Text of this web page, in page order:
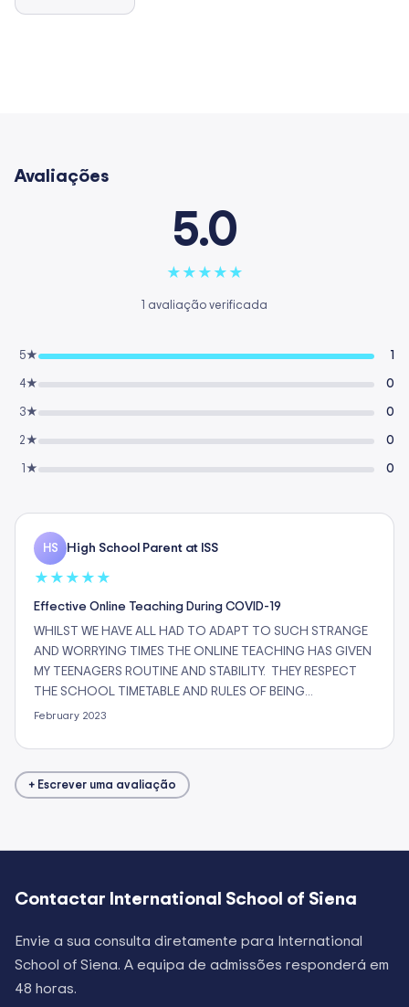
Avaliações
5.0
★ ★ ★ ★ ★
1 avaliação verificada
5★ 1
4★ 0
3★ 0
2★ 0
1★ 0
HS High School Parent at ISS
★ ★ ★ ★ ★
Effective Online Teaching During COVID-19
WHILST WE HAVE ALL HAD TO ADAPT TO SUCH STRANGE
AND WORRYING TIMES THE ONLINE TEACHING HAS GIVEN
MY TEENAGERS ROUTINE AND STABILITY. THEY RESPECT
THE SCHOOL TIMETABLE AND RULES OF BEING…
February 2023
+ Escrever uma avaliação
Contactar International School of Siena
Envie a sua consulta diretamente para International
School of Siena. A equipa de admissões responderá em
48 horas.